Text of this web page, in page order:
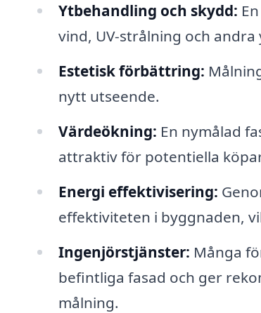
Ytbehandling och skydd:
vind, UV-strålning och
Estetisk förbättring:
nytt utseende.
Värdeökning: En nymålad
attraktiv för potentiella
Energi effektivisering:
effektiviteten i byggnaden,
Ingenjörstjänster: Många
befintliga fasad och ger
målning.